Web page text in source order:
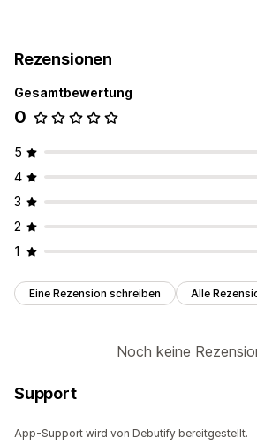
Responsivität für Mobilgeräte
Datenschutz-Compliance
Einhaltung der Barrierefreiheit
Verordnungen
DSGVO
Rezensionen
Gesamtbewertung
0
5
4
3
2
1
Eine Rezension schreiben Alle
Noch keine
Support
App-Support wird von Debutify bereitgestellt.